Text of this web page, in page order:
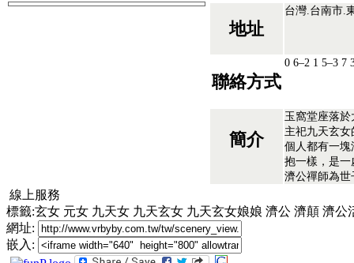
地址
台灣.台南市.
聯絡方式
0 6–2 1 5–3
簡介
玉窩堂座落
主祀九天玄
個人都有一
抱一樣，是
濟公禪師為世
線上服務
標籤:玄女 元女 九天女 九天玄女 九天玄女娘娘 濟公 濟顛 濟
網址:
嵌入: